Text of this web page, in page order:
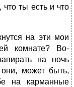
ты есть и что
на эти мои
комнате? Во-
на ночь
может быть,
на карманные